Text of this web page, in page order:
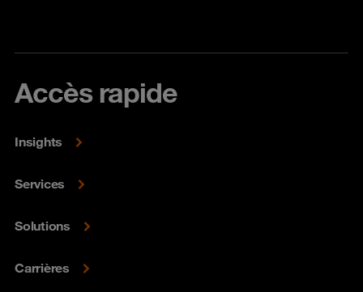
Accès rapide
Insights
Services
Solutions
Carrières